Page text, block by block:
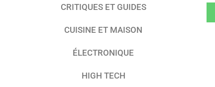
CRITIQUES ET GUIDES
CUISINE ET MAISON
ÉLECTRONIQUE
HIGH TECH